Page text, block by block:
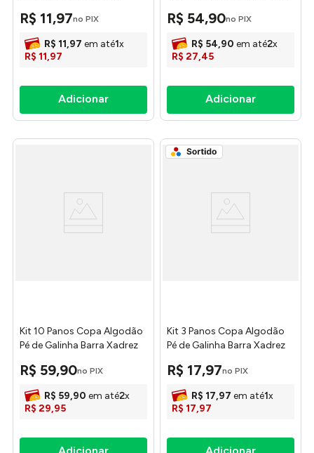
0074EC Textil Silva
R$ 11,97no PIX
R$ 11,97 em até1x
R$ 11,97
R$ 54,90no PIX
R$ 54,90 em até2x
R$ 27,45
Kit 10 Panos Copa Algodão
Pé de Galinha Barra Xadrez
Silva
R$ 59,90no PIX
R$ 59,90 em até2x
R$ 29,95
Kit 3 Panos Copa Algodão
Pé de Galinha Barra Xadrez
Silva
R$ 17,97no PIX
R$ 17,97 em até1x
R$ 17,97